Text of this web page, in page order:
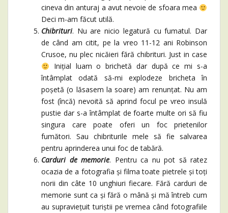
cineva din anturaj a avut nevoie de sfoara mea
Deci m-am făcut utilă.
Chibrituri. Nu are nicio legatură cu fumatul. Dar
de când am citit, pe la vreo 11-12 ani Robinson
Crusoe, nu plec nicăieri fără chibrituri. Just in case
Inițial luam o brichetă dar după ce mi s-a
întâmplat odată să-mi explodeze bricheta în
poșetă (o lăsasem la soare) am renunțat. Nu am
fost (încă) nevoită să aprind focul pe vreo insulă
pustie dar s-a întâmplat de foarte multe ori să fiu
singura care poate oferi un foc prietenilor
fumători. Sau chibriturile mele să fie salvarea
pentru aprinderea unui foc de tabără.
Carduri de memorie. Pentru ca nu pot să ratez
ocazia de a fotografia și filma toate pietrele și toți
norii din câte 10 unghiuri fiecare. Fără carduri de
memorie sunt ca și fără o mână și mă întreb cum
au supraviețuit turiștii pe vremea când fotografiile